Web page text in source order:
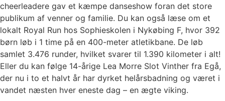
cheerleadere gav et kæmpe danseshow foran det store
publikum af venner og familie. Du kan også læse om et
lokalt Royal Run hos Sophieskolen i Nykøbing F, hvor 392
børn løb i 1 time på en 400-meter atletikbane. De løb
samlet 3.476 runder, hvilket svarer til 1.390 kilometer i alt!
Eller du kan følge 14-årige Lea Morre Slot Vinther fra Egå,
der nu i to et halvt år har dyrket helårsbadning og været i
vandet næsten hver eneste dag – en ægte viking.